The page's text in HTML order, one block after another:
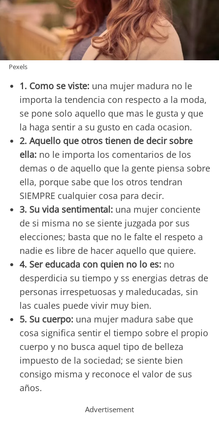
Pexels
1. Como se viste: una mujer madura no le
importa la tendencia con respecto a la moda,
se pone solo aquello que mas le gusta y que
la haga sentir a su gusto en cada ocasion.
2. Aquello que otros tienen de decir sobre
ella: no le importa los comentarios de los
demas o de aquello que la gente piensa sobre
ella, porque sabe que los otros tendran
SIEMPRE cualquier cosa para decir.
3. Su vida sentimental: una mujer conciente
de si misma no se siente juzgada por sus
elecciones; basta que no le falte el respeto a
nadie es libre de hacer aquello que quiere.
4. Ser educada con quien no lo es: no
desperdicia su tiempo y ss energias detras de
personas irrespetuosas y maleducadas, sin
las cuales puede vivir muy bien.
5. Su cuerpo: una mujer madura sabe que
cosa significa sentir el tiempo sobre el propio
cuerpo y no busca aquel tipo de belleza
impuesto de la sociedad; se siente bien
consigo misma y reconoce el valor de sus
años.
Advertisement